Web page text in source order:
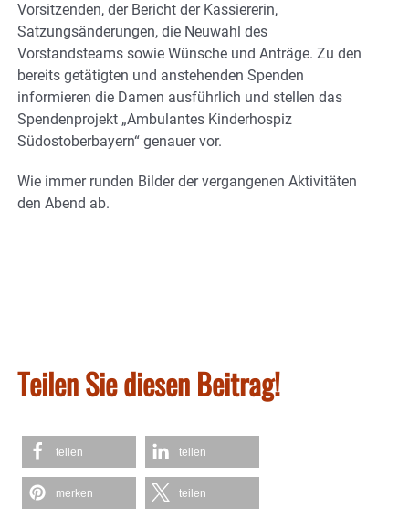
Vorsitzenden, der Bericht der Kassiererin,
Satzungsänderungen, die Neuwahl des
Vorstandsteams sowie Wünsche und Anträge. Zu den
bereits getätigten und anstehenden Spenden
informieren die Damen ausführlich und stellen das
Spendenprojekt „Ambulantes Kinderhospiz
Südostoberbayern“ genauer vor.
Wie immer runden Bilder der vergangenen Aktivitäten
den Abend ab.
Teilen Sie diesen Beitrag!
teilen teilen
merken teilen